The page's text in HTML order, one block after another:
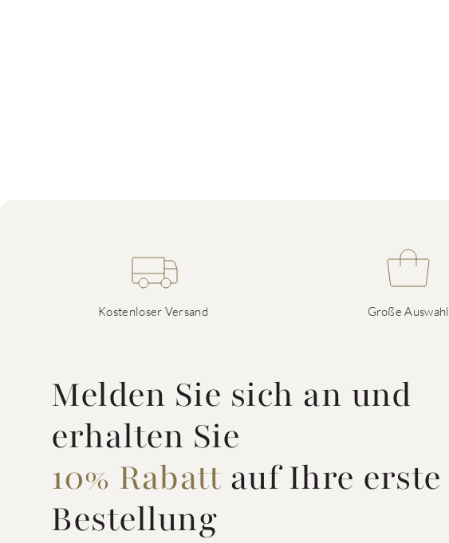
Kostenloser Versand Große Auswahl
Melden Sie sich an und
erhalten Sie
10% Rabattauf Ihre erste
Bestellung